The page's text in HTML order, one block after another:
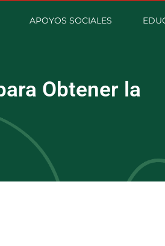
APOYOS SOCIALES
Obtener la